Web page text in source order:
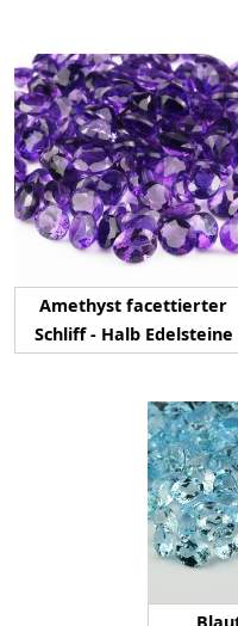
Amethyst facettierter
Schliff - Halb Edelsteine